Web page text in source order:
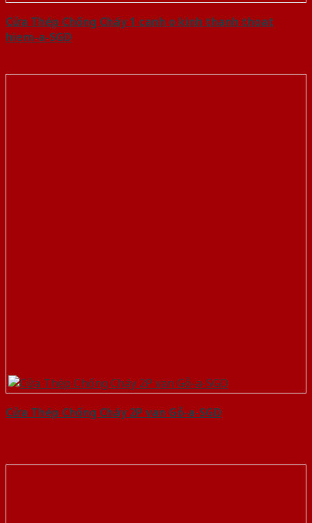
Cửa Thép Chống Cháy 1 canh o kinh thanh thoat
hiem-a-SGD
Cửa Thép Chống Cháy 2P van Gỗ-a-SGD